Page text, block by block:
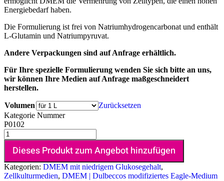
Energiebedarf haben.
Die Formulierung ist frei von Natriumhydrogencarbonat und enthält
L-Glutamin und Natriumpyruvat.
Andere Verpackungen sind auf Anfrage erhältlich.
Für Ihre spezielle Formulierung wenden Sie sich bitte an uns,
wir können Ihre Medien auf Anfrage maßgeschneidert
herstellen.
Volumen
Zurücksetzen
Kategorie Nummer
P0102
Dieses Produkt zum Angebot hinzufügen
Kategorien: DMEM mit niedrigem Glukosegehalt,
Zellkulturmedien, DMEM | Dulbeccos modifiziertes Eagle-Medium